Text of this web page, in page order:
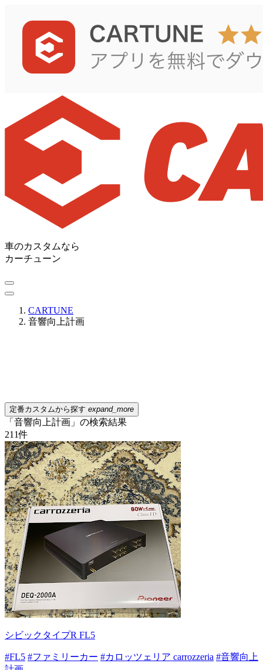
車のカスタムなら
カーチューン
CARTUNE
音響向上計画
定番カスタムから探す expand_more
「音響向上計画」の検索結果
211件
シビックタイプR FL5
#FL5 #ファミリーカー #カロッツェリア carrozzeria #音響向上